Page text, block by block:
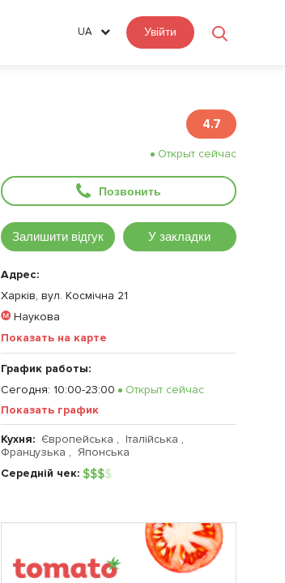
UA Увійти
4.7
Открыт сейчас
Позвонить
Залишити відгук У закладки
Адрес:
Харків, вул. Космічна 21
Наукова
Показать на карте
График работы:
Сегодня: 10:00-23:00
Открыт сейчас
Показать график
Кухня: Європейська , Італійська ,
Французька , Японська
Середній чек: $$$$